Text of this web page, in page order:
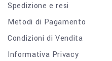
Spedizione e resi
Metodi di Pagamento
Condizioni di Vendita
Informativa Privacy